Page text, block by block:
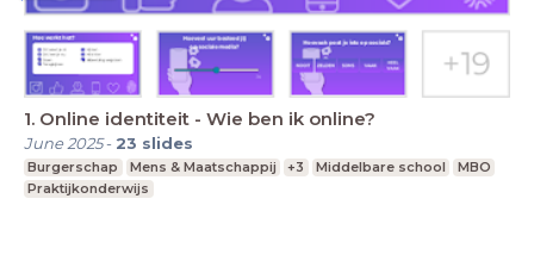
1. Online identiteit - Wie ben ik online?
June 2025- 23 slides
Burgerschap Mens & Maatschappij +3 Middelbare school
MBO
Praktijkonderwijs